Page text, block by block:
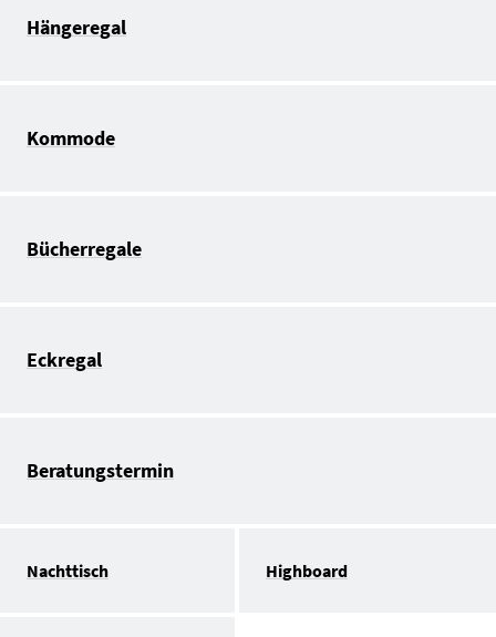
Hängeregal
Kommode
Bücherregale
Eckregal
Beratungstermin
Nachttisch Highboard